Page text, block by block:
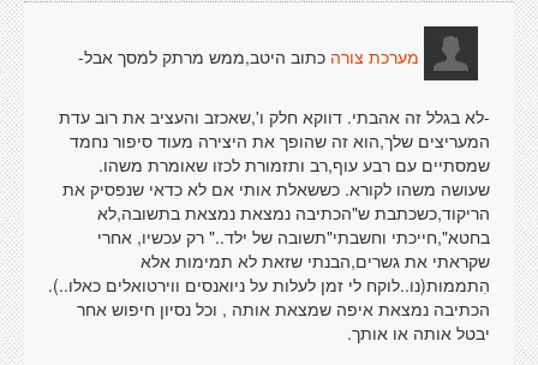
מערכת צורה כתוב היטב,ממש מרתק למסך אבל-
-לא בגלל זה אהבתי. דווקא חלק ו',שאכזב והעציב את רוב עדת
המעריצים שלך,הוא זה שהופך את היצירה מעוד סיפור נחמד
שמסתיים עם רבע עוף,רב ותזמורת לכזו שאומרת משהו.
שעושה משהו לקורא. כששאלת אותי אם לא כדאי שנפסיק את
הריקוד,כשכתבת ש"הכתיבה נמצאת נמצאת בתשובה,לא
בחטא",חייכתי וחשבתי"תשובה של ילד.." רק עכשיו, אחרי
שקראתי את גשרים,הבנתי שזאת לא תמימות אלא
הִתממות(נו..לוקח לי זמן לעלות על ניואנסים ווירטואלים כאלו..).
הכתיבה נמצאת איפה שמצאת אותה , וכל נסיון חיפוש אחר
יבטל אותה או אותך.